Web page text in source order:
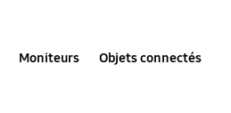
Moniteurs Objets connectés